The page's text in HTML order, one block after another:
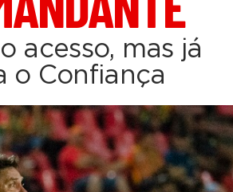
acesso, mas já
o Confiança